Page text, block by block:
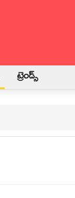
ట్రెండ్స్